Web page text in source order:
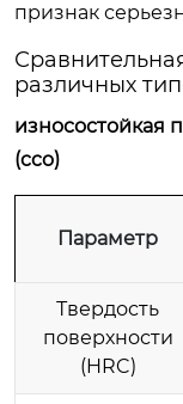
признак
различных
износостойкая
(cco)
Параметр
Твердость
поверхности
(HRC)